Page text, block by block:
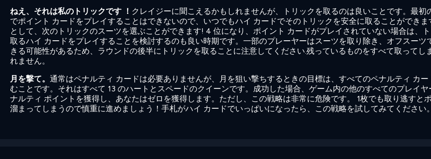
ねえ、それは私のトリックです ！ クレイジーに聞こえるかもしれませんが、トリックを取るのは良いことです。最初
でポイント カードをプレイすることはできないので、いつでもハイ カードでそのトリックを安全に取ることができま
として、次のトリックのスーツを選ぶことができます! 4 位になり、ポイント カードがプレイされていない場合は、
取るハイ カードをプレイすることを検討するのも良い時期です。一部のプレーヤーはスーツを取り除き、オフスーツ
きる可能性があるため、ラウンドの後半にトリックを取ることに注意してください.残っているものをすべて取ってし
れません。
月を撃て。 通常はペナルティ カードは必要ありませんが、月を狙い撃ちするときの目標は、すべてのペナルティ カー
むことです。それはすべて 13 のハートとスペードのクイーンです。成功した場合、ゲーム内の他のすべてのプレイ
ナルティ ポイントを獲得し、あなたはゼロを獲得します。ただし、この戦略は非常に危険です。 1枚でも取り逃すと
溜まってしまうので慎重に進めましょう！手札がハイ カードでいっぱいになったら、この戦略を試してみてください。